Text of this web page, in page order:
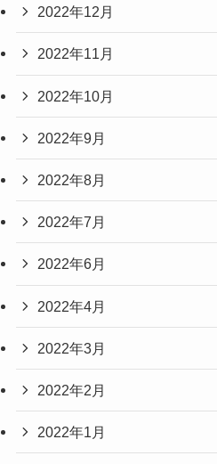
2022年12月
2022年11月
2022年10月
2022年9月
2022年8月
2022年7月
2022年6月
2022年4月
2022年3月
2022年2月
2022年1月